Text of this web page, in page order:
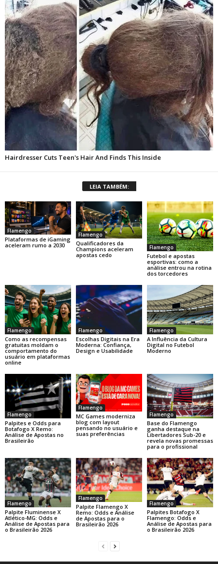
LEIA TAMBÉM:
Flamengo
Plataformas de iGaming
aceleram rumo a 2030
Flamengo
Qualificadores da
Champions aceleram
apostas cedo
Flamengo
Futebol e apostas
esportivas: como a
análise entrou na rotina
dos torcedores
Flamengo
Como as recompensas
gratuitas moldam o
comportamento do
usuário em plataformas
online
Flamengo
Escolhas Digitais na Era
Moderna: Confiança,
Design e Usabilidade
Flamengo
A Influência da Cultura
Digital no Futebol
Moderno
Flamengo
Palpites e Odds para
Botafogo X Remo:
Análise de Apostas no
Brasileirão
Flamengo
MC Games moderniza
blog com layout
pensando no usuário e
suas preferências
Flamengo
Base do Flamengo
ganha destaque na
Libertadores Sub-20 e
revela novas promessas
para o profissional
Flamengo
Palpite Fluminense X
Atlético-MG: Odds e
Análise de Apostas para
o Brasileirão 2026
Flamengo
Palpite Flamengo X
Remo: Odds e Análise
de Apostas para o
Brasileirão 2026
Flamengo
Palpites Botafogo X
Flamengo: Odds e
Análise de Apostas para
o Brasileirão 2026